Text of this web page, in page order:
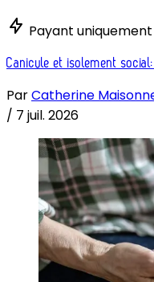
Payant uniquement
Canicule et isolement
ParCatherine
/ 7 juil. 2026